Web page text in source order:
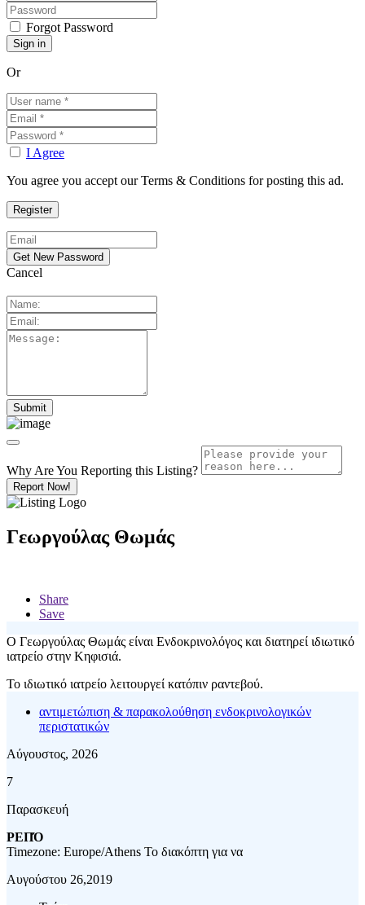
Forgot Password
Or
I Agree
You agree you accept our Terms & Conditions for posting this ad.
Cancel
Why Are You Reporting this Listing?
Report Now!
Γεωργούλας Θωμάς
Share
Save
O Γεωργούλας Θωμάς είναι Ενδοκρινολόγος και διατηρεί ιδιωτικό
ιατρείο στην Κηφισιά.
Το ιδιωτικό ιατρείο λειτουργεί κατόπιν ραντεβού.
αντιμετώπιση & παρακολούθηση ενδοκρινολογικών
περιστατικών
Αύγουστος, 2026
7
Παρασκευή
ΡΕΠΌ
Timezone: Europe/Athens Το διακόπτη για να
Αυγούστου 26,2019